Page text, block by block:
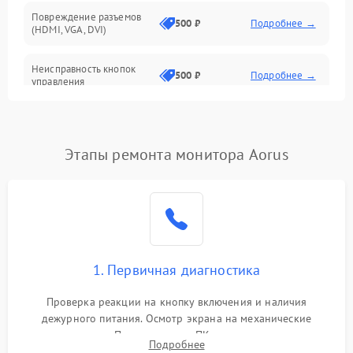
Повреждение разъемов
(HDMI, VGA, DVI)
500 ₽ Подробнее →
Неисправность кнопок
управления
500 ₽ Подробнее →
Повреждение кабеля
1000 ₽
Поломка системы
автоматического
1000 ₽ Подробнее →
Неисправность системы
1000 ₽
Этапы ремонта монитора Aorus
1. Первичная диагностика
Проверка реакции на кнопку включения и наличия
дежурного питания. Осмотр экрана на механические
повреждения. Подключение к ПК для оценки вывода
Подробнее